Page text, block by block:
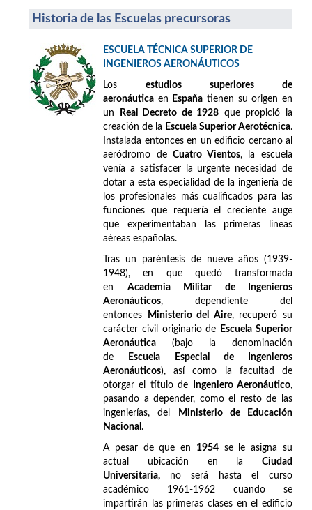
Historia de las Escuelas precursoras
ESCUELA TÉCNICA SUPERIOR DE
INGENIEROS AERONÁUTICOS
Los estudios superiores de
aeronáutica en España tienen su origen en
un
Real Decreto de 1928 que propició la
creación de la Escuela Superior Aerotécnica.
Instalada entonces en un edificio cercano al
aeródromo deCuatro Vientos, la escuela
venía a satisfacer la urgente necesidad de
dotar a esta especialidad de la ingeniería de
los profesionales más cualificados para las
funciones que requería el creciente auge
que experimentaban las primeras líneas
aéreas españolas.
Tras un paréntesis de nueve años (1939-
1948), en que quedó transformada
en Academia Militar de Ingenieros
Aeronáuticos, dependiente del
entonces
Ministerio del Aire, recuperó su
carácter civil originario de
Escuela Superior
Aeronáutica (bajo la denominación
de
Escuela Especial de Ingenieros
Aeronáuticos), así como la facultad de
otorgar el título de
Ingeniero Aeronáutico,
pasando a depender, como el resto de las
ingenierías, del
Ministerio de Educación
Nacional .
A pesar de que en 1954se le asigna su
actual ubicación en la Ciudad
Universitaria, no será hasta el curso
académico 1961-1962 cuando se
impartirán las primeras clases en el edificio